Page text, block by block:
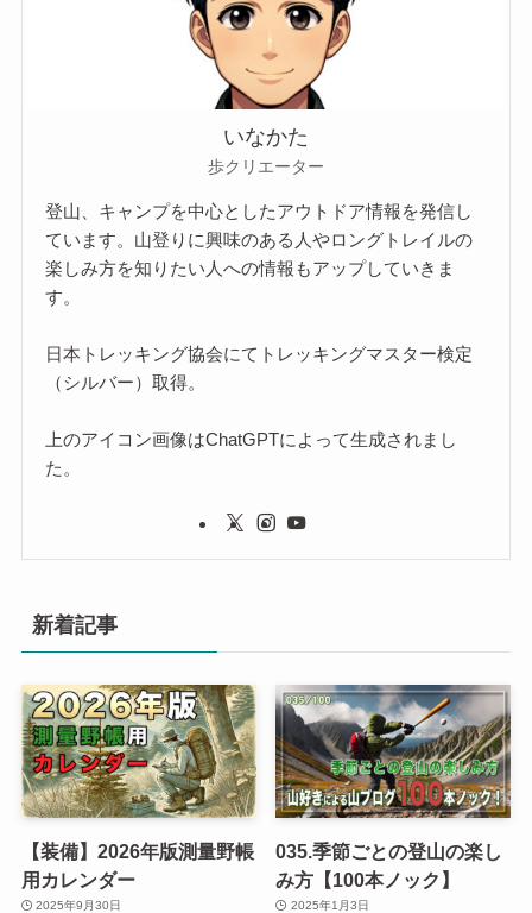
いなかた
歩クリエーター
登山、キャンプを中心としたアウトドア情報を発信し
ています。山登りに興味のある人やロングトレイルの
楽しみ方を知りたい人への情報もアップしていきま
す。
日本トレッキング協会にてトレッキングマスター検定
（シルバー）取得。
上のアイコン画像はChatGPTによって生成されまし
た。
新着記事
【装備】2026年版測量野帳
用カレンダー
2025年9月30日
035.季節ごとの登山の楽し
み方【100本ノック】
2025年1月3日